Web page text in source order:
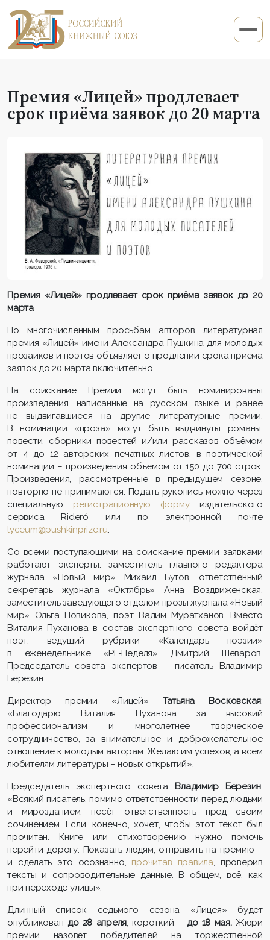
Премия «Лицей» продлевает
срок приёма заявок до 20 марта
Премия «Лицей» продлевает срок приёма заявок до 20
марта
По многочисленным просьбам авторов литературная
премия «Лицей» имени Александра Пушкина для молодых
прозаиков и поэтов объявляет о продлении срока приёма
заявок до 20 марта включительно.
На соискание Премии могут быть номинированы
произведения, написанные на русском языке и ранее
не выдвигавшиеся на другие литературные премии.
В номинации «проза» могут быть выдвинуты романы,
повести, сборники повестей и/или рассказов объёмом
от 4 до 12 авторских печатных листов, в поэтической
номинации – произведения объёмом от 150 до 700 строк.
Произведения, рассмотренные в предыдущем сезоне,
повторно не принимаются. Подать рукопись можно через
специальную регистрационную формуиздательского
сервиса Rideró или по электронной почте
lyceum@pushkinprize.ru.
Со всеми поступающими на соискание премии заявками
работают эксперты: заместитель главного редактора
журнала «Новый мир» Михаил Бутов, ответственный
секретарь журнала «Октябрь» Анна Воздвиженская,
заместитель заведующего отделом прозы журнала «Новый
мир» Ольга Новикова, поэт Вадим Муратханов. Вместо
Виталия Пуханова в состав экспертного совета войдёт
поэт, ведущий рубрики «Календарь поэзии»
в еженедельнике «РГ-Неделя» Дмитрий Шеваров.
Председатель совета экспертов – писатель Владимир
Березин.
Директор премии «Лицей» Татьяна Восковская:
«Благодарю Виталия Пуханова за высокий
профессионализм и многолетнее творческое
сотрудничество, за внимательное и доброжелательное
отношение к молодым авторам. Желаю им успехов, а всем
любителям литературы – новых открытий».
Председатель экспертного совета Владимир Березин:
«Всякий писатель, помимо ответственности перед людьми
и мирозданием, несёт ответственность пред своим
сочинением. Если, конечно, хочет, чтобы этот текст был
прочитан. Книге или стихотворению нужно помочь
перейти дорогу. Показать людям, отправить на премию –
и сделать это осознанно, прочитав правила, проверив
тексты и сопроводительные данные. В общем, всё, как
при переходе улицы».
Длинный список седьмого сезона «Лицея» будет
опубликован до 28 апреля, короткий – до 18 мая. Жюри
премии назовёт победителей на торжественной